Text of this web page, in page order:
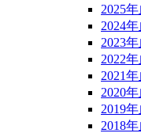
2025
2024
2023
2022
2021
2020
2019
2018